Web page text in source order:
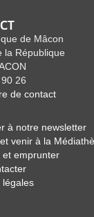
de Mâcon
la République
26
de contact
à notre newsletter
venir à la
et emprunter
légales